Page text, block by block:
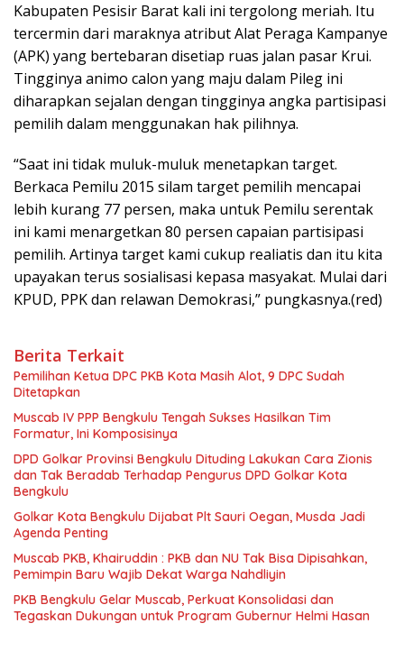
Kabupaten Pesisir Barat kali ini tergolong meriah. Itu
tercermin dari maraknya atribut Alat Peraga Kampanye
(APK) yang bertebaran disetiap ruas jalan pasar Krui.
Tingginya animo calon yang maju dalam Pileg ini
diharapkan sejalan dengan tingginya angka partisipasi
pemilih dalam menggunakan hak pilihnya.
“Saat ini tidak muluk-muluk menetapkan target.
Berkaca Pemilu 2015 silam target pemilih mencapai
lebih kurang 77 persen, maka untuk Pemilu serentak
ini kami menargetkan 80 persen capaian partisipasi
pemilih. Artinya target kami cukup realiatis dan itu kita
upayakan terus sosialisasi kepasa masyakat. Mulai dari
KPUD, PPK dan relawan Demokrasi,” pungkasnya.(red)
Berita Terkait
Pemilihan Ketua DPC PKB Kota Masih Alot, 9 DPC Sudah
Ditetapkan
Muscab IV PPP Bengkulu Tengah Sukses Hasilkan Tim
Formatur, Ini Komposisinya
DPD Golkar Provinsi Bengkulu Dituding Lakukan Cara Zionis
dan Tak Beradab Terhadap Pengurus DPD Golkar Kota
Bengkulu
Golkar Kota Bengkulu Dijabat Plt Sauri Oegan, Musda Jadi
Agenda Penting
Muscab PKB, Khairuddin : PKB dan NU Tak Bisa Dipisahkan,
Pemimpin Baru Wajib Dekat Warga Nahdliyin
PKB Bengkulu Gelar Muscab, Perkuat Konsolidasi dan
Tegaskan Dukungan untuk Program Gubernur Helmi Hasan